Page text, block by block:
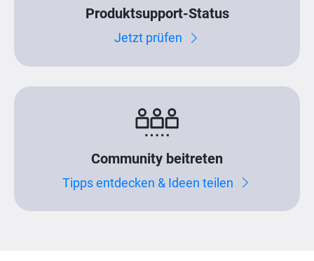
Produktsupport-Status
Jetzt prüfen
Community beitreten
Tipps entdecken & Ideen teilen